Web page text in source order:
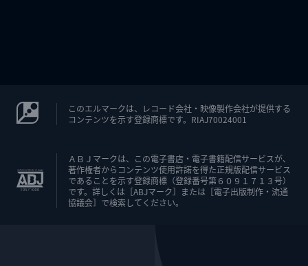
このエルマークは、レコード会社・映像製作会社が提供する
コンテンツを示す登録商標です。RIAJ70024001
ＡＢＪマークは、この電子書店・電子書籍配信サービスが、
著作権者からコンテンツ使用許諾を得た正規版配信サービス
であることを示す登録商標（登録番号第６０９１７１３号）
です。詳しくは［ABJマーク］または［電子出版制作・流通
協議会］で検索してください。